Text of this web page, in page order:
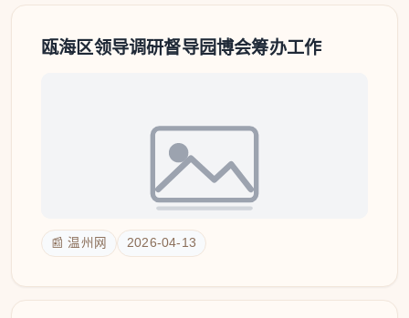
瓯海区领导调研督导园博会筹办工作
📰 温州网 2026-04-13